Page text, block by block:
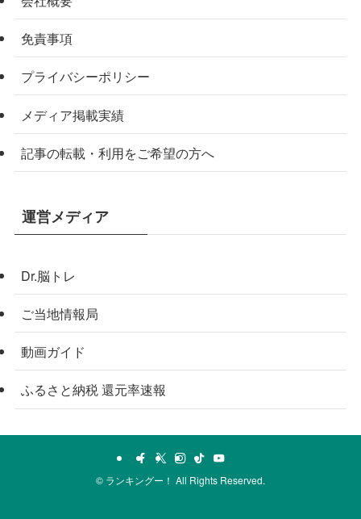
免責事項
プライバシーポリシー
メディア掲載実績
記事の転載・利用をご希望の方へ
運営メディア
Dr.脳トレ
ご当地情報局
動画ガイド
ふるさと納税 還元率速報
© ランキングー！ All Rights Reserved.